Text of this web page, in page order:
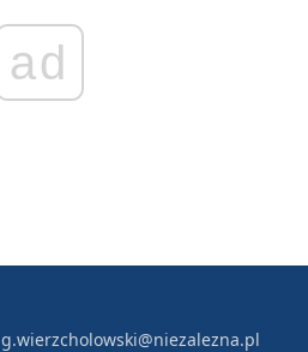
ad
g.wierzcholowski@niezalezna.pl